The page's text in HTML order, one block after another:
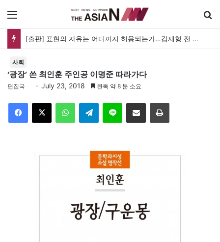
[출판] 표현의 자유는 어디까지 허용되는가…김재형 전 대법관 ‘언론과 인격권’
사회
‘광장’ 쓴 최인훈 주인공 이명준 따라가다
편집국 July 23, 2018 완독 약 8 분 소요
Telegram 이메일